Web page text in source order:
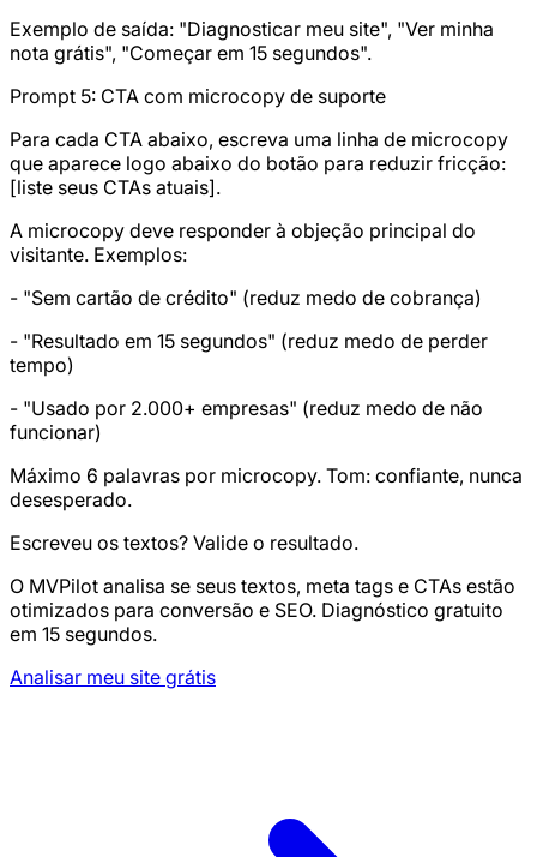
Exemplo de saída: "Diagnosticar meu site", "Ver minha
nota grátis", "Começar em 15 segundos".
Prompt 5: CTA com microcopy de suporte
Para cada CTA abaixo, escreva uma linha de microcopy
que aparece logo abaixo do botão para reduzir fricção:
[liste seus CTAs atuais].
A microcopy deve responder à objeção principal do
visitante. Exemplos:
- "Sem cartão de crédito" (reduz medo de cobrança)
- "Resultado em 15 segundos" (reduz medo de perder
tempo)
- "Usado por 2.000+ empresas" (reduz medo de não
funcionar)
Máximo 6 palavras por microcopy. Tom: confiante, nunca
desesperado.
Escreveu os textos? Valide o resultado.
O MVPilot analisa se seus textos, meta tags e CTAs estão
otimizados para conversão e SEO. Diagnóstico gratuito
em 15 segundos.
Analisar meu site grátis